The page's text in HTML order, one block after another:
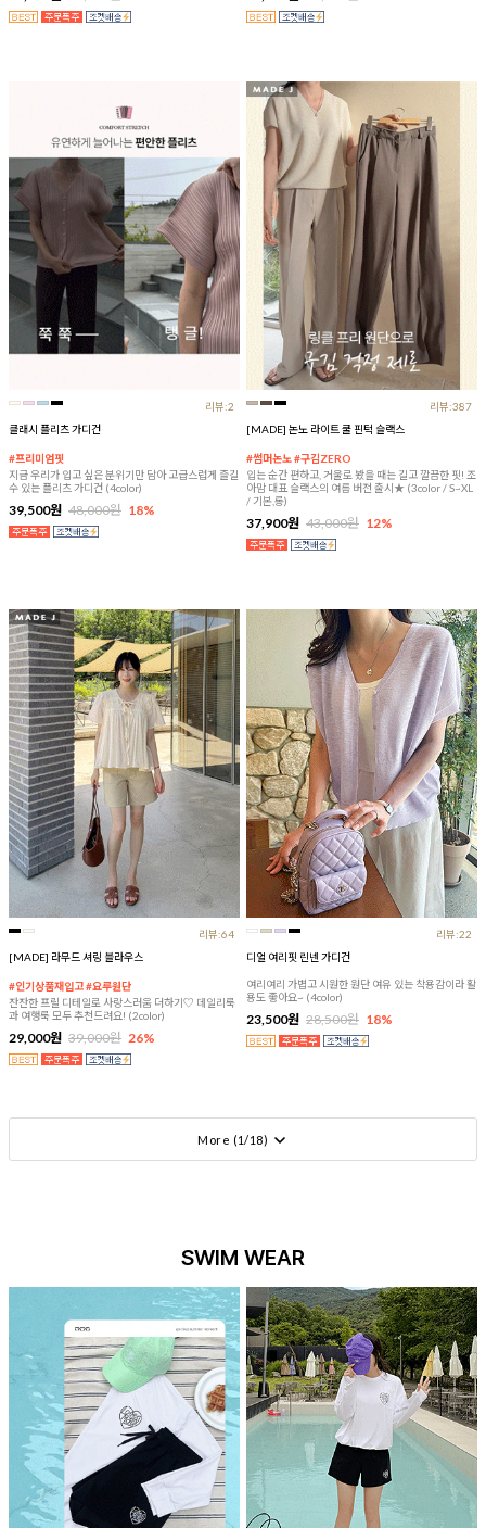
리뷰:2
클래시 플리츠 가디건
#프리미엄핏
지금 우리가 입고 싶은 분위기만 담아 고급스럽게 즐길
수 있는 플리츠 가디건 (4color)
39,500원 48,000원 18%
리뷰:387
[MADE] 논노 라이트 쿨 핀턱 슬랙스
#썸머논노 #구김ZERO
입는 순간 편하고, 거울로 봤을 때는 길고 깔끔한 핏! 조
아맘 대표 슬랙스의 여름 버전 출시★ (3color / S~XL
/ 기본,롱)
37,900원 43,000원 12%
리뷰:64
[MADE] 라무드 셔링 블라우스
#인기상품재입고 #요루원단
잔잔한 프릴 디테일로 사랑스러움 더하기♡ 데일리룩
과 여행룩 모두 추천드려요! (2color)
29,000원 39,000원 26%
리뷰:22
디얼 여리핏 린넨 가디건
여리여리 가볍고 시원한 원단 여유 있는 착용감이라 활
용도 좋아요~ (4color)
23,500원 28,500원 18%
More (1/18)
SWIM WEAR